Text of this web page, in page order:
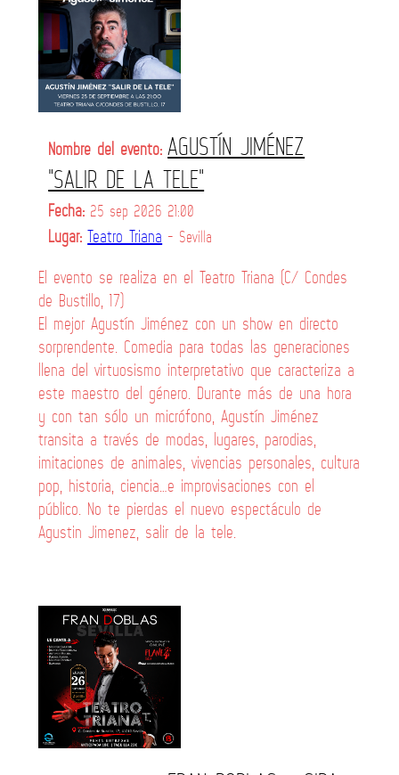
Nombre del evento: AGUSTÍN JIMÉNEZ
"SALIR DE LA TELE"
Fecha: 25 sep 2026 21:00
Lugar: Teatro Triana - Sevilla
El evento se realiza en el Teatro Triana (C/ Condes
de Bustillo, 17)
El mejor Agustín Jiménez con un show en directo
sorprendente. Comedia para todas las generaciones
llena del virtuosismo interpretativo que caracteriza a
este maestro del género. Durante más de una hora
y con tan sólo un micrófono, Agustín Jiménez
transita a través de modas, lugares, parodias,
imitaciones de animales, vivencias personales, cultura
pop, historia, ciencia…e improvisaciones con el
público. No te pierdas el nuevo espectáculo de
Agustin Jimenez, salir de la tele.